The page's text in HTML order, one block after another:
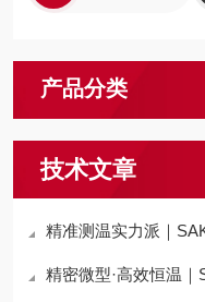
产品分类
技术文章
精准测温实力派｜
精密微型·高效恒温｜